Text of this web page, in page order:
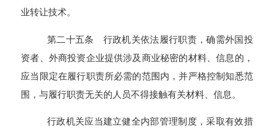
业转让技术。
第二十五条 行政机关依法履行职责，确需外国投
资者、外商投资企业提供涉及商业秘密的材料、信息的，
应当限定在履行职责所必需的范围内，并严格控制知悉范
围，与履行职责无关的人员不得接触有关材料、信息。
行政机关应当建立健全内部管理制度，采取有效措